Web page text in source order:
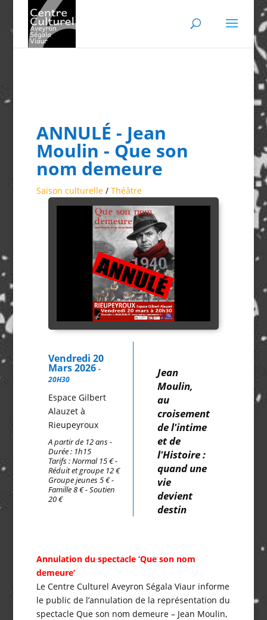
ANNULÉ - Jean
Moulin - Que son
nom demeure
Saison culturelle/ Théâtre
Vendredi 20
Mars 2026 -
20H30
Espace Gilbert
Alauzet à
Rieupeyroux
A partir de 12 ans -
Durée : 1h15
Tarifs : Normal 15 € -
Réduit et groupe 12 €
Groupe jeunes 5 € -
Famille 8 € - Soutien
20 €
Jean
Moulin,
au
croisement
de l'intime
et de
l'Histoire :
quand une
vie
devient
destin
Annulation du spectacle ‘Que son nom
demeure’
Le Centre Culturel Aveyron Ségala Viaur informe
le public de l’annulation de la représentation du
spectacle Que son nom demeure – Jean Moulin,